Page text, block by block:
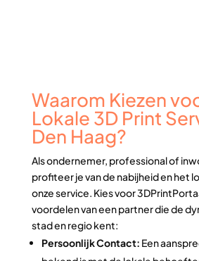
Waarom Kiezen
Lokale 3D Print
Den Haag?
Als ondernemer, professional of
profiteer je van de nabijheid en het
onze service. Kies voor
voordelen van een partner die de
stad en regio kent:
Persoonlijk Contact: Een